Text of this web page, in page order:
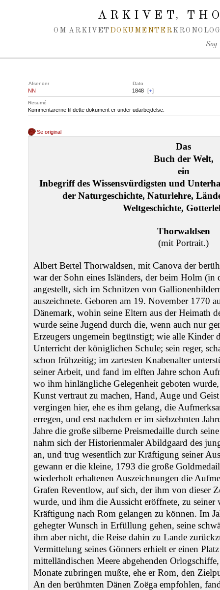
ARKIVET,
OM ARKIVET DOKUMENTER
Søg
Afsender Dato
NN 1848 [+]
Resumé
Kommentarerne til dette dokument er under udarbejdelse.
Se original
Das
Buch der Welt,
ein
Inbegriff des Wissensvürdigsten und
der Naturgeschichte, Naturlehre,
Weltgeschichte,
Thorwaldsen
(mit Portrait.)
Albert Bertel Thorwaldsen, mit Canova der
war der Sohn eines Isländers, der beim Holm (in
angestellt, sich im Schnitzen von
auszeichnete. Geboren am 19. November 1770
Dänemark, wohin seine Eltern aus der Heimath
wurde seine Jugend durch die, wenn auch nur
Erzeugers ungemein begünstigt; wie alle Kinder
Unterricht der königlichen Schule; sein reger,
schon frühzeitig; im zartesten Knabenalter
seiner Arbeit, und fand im elften Jahre schon
wo ihm hinlängliche Gelegenheit geboten
Kunst vertraut zu machen, Hand, Auge und
vergingen hier, ehe es ihm gelang, die
erregen, und erst nachdem er im siebzehnten
Jahre die große silberne Preismedaille durch
nahm sich der Historienmaler Abildgaard des
an, und trug wesentlich zur Kräftigung seiner
gewann er die kleine, 1793 die große
wiederholt erhaltenen Auszeichnungen die
Grafen Reventlow, auf sich, der ihm von dieser
wurde, und ihm die Aussicht eröffnete, zu
Kräftigung nach Rom gelangen zu können. Im
gehegter Wunsch in Erfüllung gehen, seine
ihm aber nicht, die Reise dahin zu Lande
Vermittelung seines Gönners erhielt er einen
mittelländischen Meere abgehenden
Monate zubringen mußte, ehe er Rom, den
An den berühmten Dänen Zoëga empfohlen,